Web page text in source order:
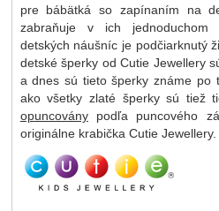
pre bábätká so zapínaním na
zabraňuje v ich jednoduchom
detských náušníc je podčiarknutý
detské šperky od Cutie Jewellery
a dnes sú tieto šperky známe po
ako všetky zlaté šperky sú tiež
opuncoványpodľa puncového
originálne krabička Cutie Jewellery.